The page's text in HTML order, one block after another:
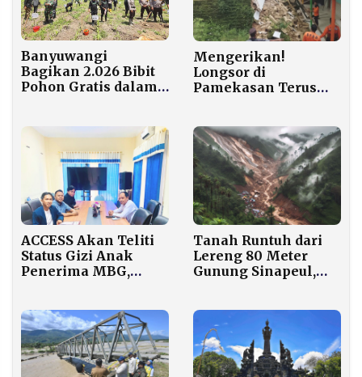
Banyuwangi
Bagikan 2.026 Bibit
Pohon Gratis dalam
Mengerikan!
Longsor di
Pamekasan Terus
Susulan
ACCESS Akan Teliti
Status Gizi Anak
Penerima MBG,
Pamekasan
Tanah Runtuh dari
Lereng 80 Meter
Gunung Sinapeul,